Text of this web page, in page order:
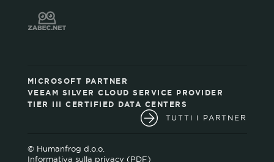
MICROSOFT PARTNER
VEEAM SILVER CLOUD SERVICE PROVIDER
TIER III CERTIFIED DATA CENTERS
TUTTI I PARTNER
© Humanfrog d.o.o.
Informativa sulla privacy (PDF)